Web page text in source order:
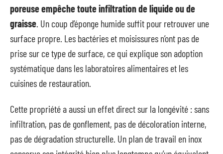
poreuse empêche toute infiltration de liquide ou de
graisse . Un coup d’éponge humide suffit pour retrouver une
surface propre. Les bactéries et moisissures n’ont pas de
prise sur ce type de surface, ce qui explique son adoption
systématique dans les laboratoires alimentaires et les
cuisines de restauration.
Cette propriété a aussi un effet direct sur la longévité : sans
infiltration, pas de gonflement, pas de décoloration interne,
pas de dégradation structurelle. Un plan de travail en inox